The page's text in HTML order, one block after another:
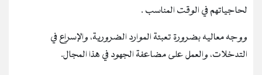
لحاجياتهم في الوقت المناسب .
ووجه معاليه بضرورة تعبئة الموارد الضرورية، والإسراع في
التدخلات، والعمل على مضاعفة الجهود في هذا المجال.